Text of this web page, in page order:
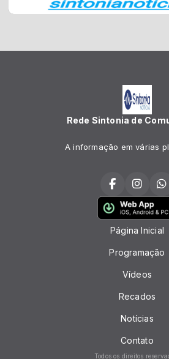
Rede Sintonia de
A informação em várias
Página Inicial
Programação
Vídeos
Recados
Notícias
Contato
Todos os direitos